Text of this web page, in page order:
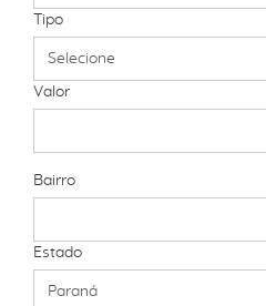
Tipo
Valor
Bairro
Estado